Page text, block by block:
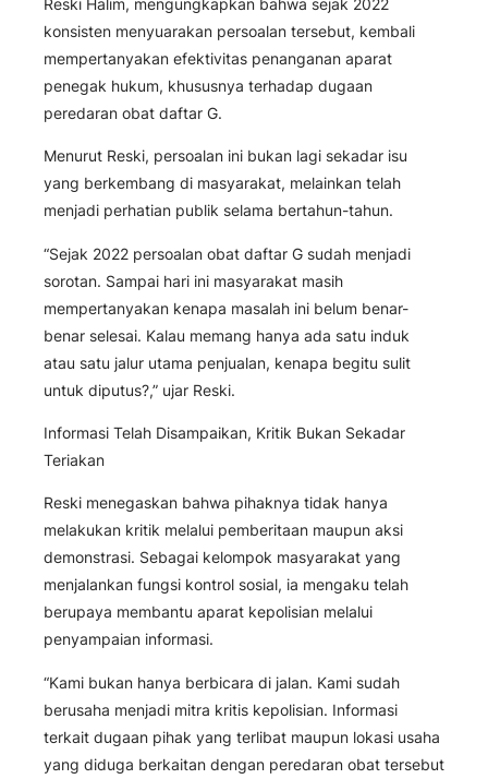
Reski Halim, mengungkapkan bahwa sejak 2022
konsisten menyuarakan persoalan tersebut, kembali
mempertanyakan efektivitas penanganan aparat
penegak hukum, khususnya terhadap dugaan
peredaran obat daftar G.
Menurut Reski, persoalan ini bukan lagi sekadar isu
yang berkembang di masyarakat, melainkan telah
menjadi perhatian publik selama bertahun-tahun.
“Sejak 2022 persoalan obat daftar G sudah menjadi
sorotan. Sampai hari ini masyarakat masih
mempertanyakan kenapa masalah ini belum benar-
benar selesai. Kalau memang hanya ada satu induk
atau satu jalur utama penjualan, kenapa begitu sulit
untuk diputus?,” ujar Reski.
Informasi Telah Disampaikan, Kritik Bukan Sekadar
Teriakan
Reski menegaskan bahwa pihaknya tidak hanya
melakukan kritik melalui pemberitaan maupun aksi
demonstrasi. Sebagai kelompok masyarakat yang
menjalankan fungsi kontrol sosial, ia mengaku telah
berupaya membantu aparat kepolisian melalui
penyampaian informasi.
“Kami bukan hanya berbicara di jalan. Kami sudah
berusaha menjadi mitra kritis kepolisian. Informasi
terkait dugaan pihak yang terlibat maupun lokasi usaha
yang diduga berkaitan dengan peredaran obat tersebut